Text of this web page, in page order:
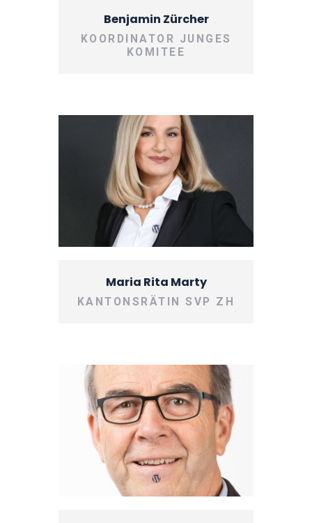
Benjamin Zürcher
KOORDINATOR JUNGES
KOMITEE
Maria Rita Marty
KANTONSRÄTIN SVP ZH